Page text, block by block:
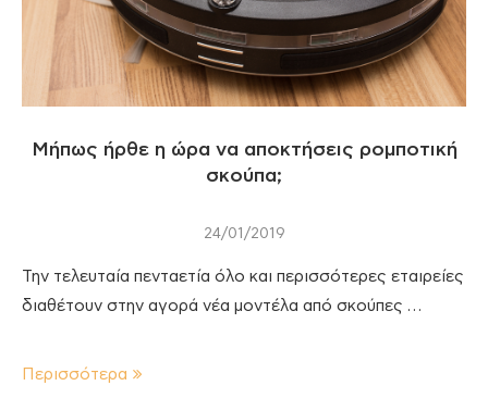
Μήπως ήρθε η ώρα να αποκτήσεις ρομποτική
σκούπα;
24/01/2019
Την τελευταία πενταετία όλο και περισσότερες εταιρείες
διαθέτουν στην αγορά νέα μοντέλα από σκούπες …
Περισσότερα